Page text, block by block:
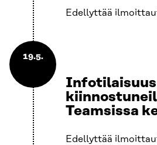
Edellyttää
19.5.
Infotilaisuus
Teamsissa
Edellyttää